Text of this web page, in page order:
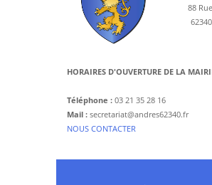
88
HORAIRES D'OUVERTURE DE LA
Téléphone : 03 21 35 28 16
Mail : secretariat@andres62340.fr
​NOUS CONTACTER